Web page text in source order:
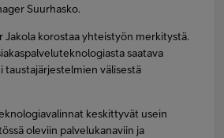
Suurhasko.
Jakola korostaa yhteistyön merkitystä.
saatava
taustajärjestelmien välisestä
keskittyvät usein
oleviin palvelukanaviin ja